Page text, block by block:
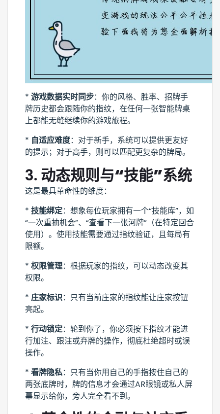
* 游戏数据实时同步：你的风格、胜率、招牌手
牌历史都会跟随你的指纹，在任何一张智能牌桌
上都能无缝继续你的游戏旅程。
* 自适应难度：对于新手，系统可以提供更友好
的提示；对于高手，则可以匹配更复杂的牌局。
3. 动态规则与“技能”系统
这是最具革命性的维度：
* 技能绑定：想象每位玩家拥有一个“技能库”，如
“一次重抽机会”、“查看下一张河牌”（在特定回合
使用）。使用技能需要通过指纹验证，且每局有
限额。
* 权限管理：根据玩家的指纹，可以动态改变其
权限。
* 庄家标识：只有当前庄家的指纹能让庄家按钮
亮起。
* 行动锁定：轮到你了，你必须按下指纹才能进
行加注、跟注或弃牌的操作，彻底杜绝超时或误
操作。
* 看牌隐私：只有当你用自己的手指按住自己的
两张底牌时，牌的信息才会通过AR眼镜或私人屏
幕显示给你，旁人完全看不到。